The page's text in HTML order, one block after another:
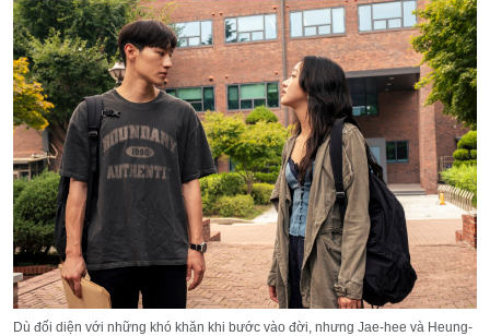
Dù đối diện với những khó khăn khi bước vào đời, nhưng Jae-hee và Heung-